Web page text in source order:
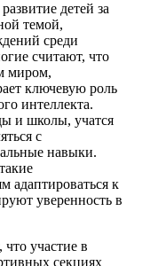
детей за
темой,
среди
считают, что
миром,
ключевую роль
интеллекта.
и школы, учатся
с
навыки.
адаптироваться к
уверенность в
участие в
секциях